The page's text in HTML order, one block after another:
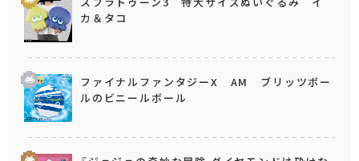
カ＆タコ
ファイナルファンタジーX AM ブリッツボー
ルのビニールボール